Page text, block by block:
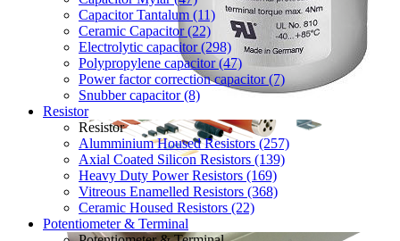
Capacitor Tantalum (11)
Ceramic Capacitor (22)
Electrolytic capacitor (298)
Polypropylene capacitor (47)
Power factor correction capacitor (7)
Snubber capacitor (8)
Resistor
Resistor
Alumminium Housed Resistors (257)
Axial Coated Silicon Resistors (139)
Heavy Duty Power Resistors (169)
Vitreous Enamelled Resistors (368)
Ceramic Housed Resistors (22)
Potentiometer & Terminal